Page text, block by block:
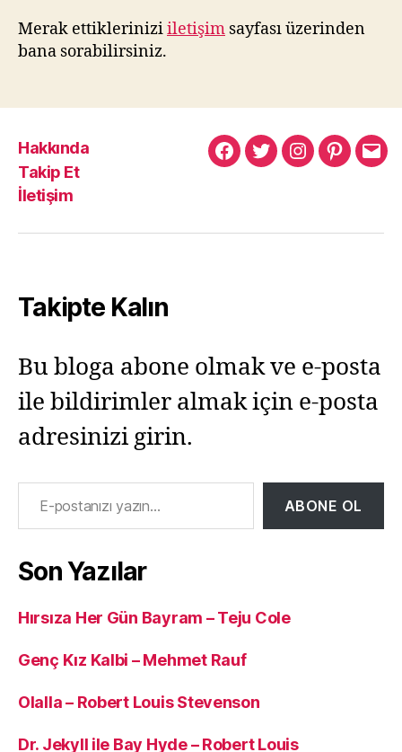
Merak ettikleriniziiletişim sayfası üzerinden
bana sorabilirsiniz.
Hakkında
Takip Et
İletişim
MuratMuratMuratPinterest
Takipte Kalın
Bu bloga abone olmak ve e-posta
ile bildirimler almak için e-posta
adresinizi girin.
E-postanızı yazın…
ABONE OL
Son Yazılar
Hırsıza Her Gün Bayram – Teju Cole
Genç Kız Kalbi – Mehmet Rauf
Olalla – Robert Louis Stevenson
Dr. Jekyll ile Bay Hyde – Robert Louis